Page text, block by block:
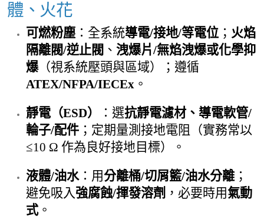
體、火花
可燃粉塵 ：全系統導電/接地/等電位 ； 火焰
隔離閥/逆止閥 、 洩爆片/無焰洩爆或化學抑
爆（視系統壓頭與區域）；遵循
ATEX/NFPA/IECEx 。
靜電（ESD） ：選抗靜電濾材、導電軟管/
輪子/配件 ；定期量測接地電阻（實務常以
≤10 Ω 作為良好接地目標）。
液體/油水：用分離桶/切屑籃/油水分離 ；
避免吸入強腐蝕/揮發溶劑 ，必要時用氣動
式。